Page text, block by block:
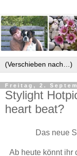
Freitag, 2.
Stylight
heart beat?
Das neue
Ab heute könnt ihr